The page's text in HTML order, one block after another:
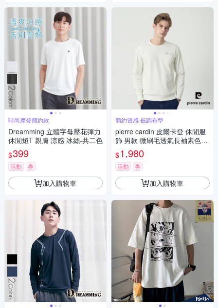
時尚摩登簡約款
Dreamming 立體字母壓花彈力
休閒短T 親膚 涼感 冰絲-共二色
$399
活動 券
加入購物車
簡約質感 低調有型
pierre cardin 皮爾卡登 休閒服
飾 男款 微刷毛透氣長袖素色大
學T-米白色(5255291-91)
$1,980
活動 券
加入購物車